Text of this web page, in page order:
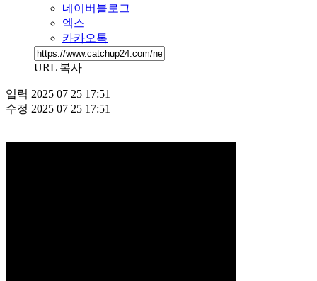
네이버블로그
엑스
카카오톡
URL 복사
입력 2025 07 25 17:51
수정 2025 07 25 17:51